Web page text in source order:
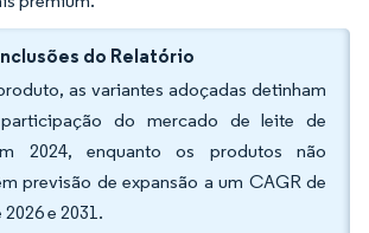
do Relatório
as variantes adoçadas detinham
do mercado de leite de
2024, enquanto os produtos não
previsão de expansão a um CAGR de
e 2031.